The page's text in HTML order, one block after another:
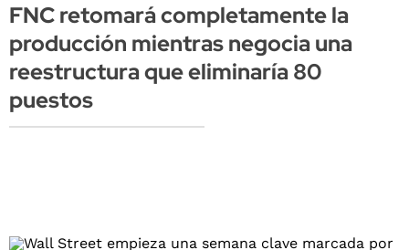
FNC retomará completamente la
producción mientras negocia una
reestructura que eliminaría 80
puestos